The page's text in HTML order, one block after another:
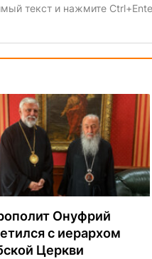
текст и нажмите
Онуфрий
с иерархом
Церкви